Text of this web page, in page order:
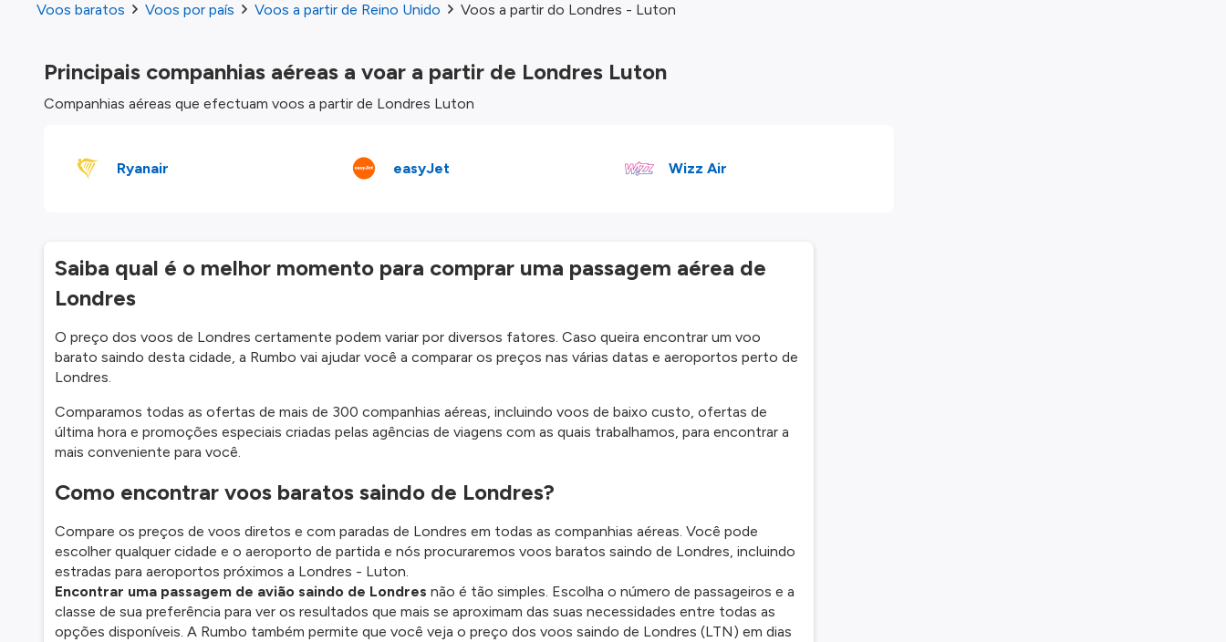
Voos baratos Voos por país Voos a partir de Reino Unido Voos a partir do Londres - Luton
Principais companhias aéreas a voar a partir de Londres Luton
Companhias aéreas que efectuam voos a partir de Londres Luton
Ryanair easyJet Wizz Air
Saiba qual é o melhor momento para comprar uma passagem aérea de
Londres
O preço dos voos de Londres certamente podem variar por diversos fatores. Caso queira encontrar um voo
barato saindo desta cidade, a Rumbo vai ajudar você a comparar os preços nas várias datas e aeroportos perto de
Londres.
Comparamos todas as ofertas de mais de 300 companhias aéreas, incluindo voos de baixo custo, ofertas de
última hora e promoções especiais criadas pelas agências de viagens com as quais trabalhamos, para encontrar a
mais conveniente para você.
Como encontrar voos baratos saindo de Londres?
Compare os preços de voos diretos e com paradas de Londres em todas as companhias aéreas. Você pode
escolher qualquer cidade e o aeroporto de partida e nós procuraremos voos baratos saindo de Londres, incluindo
estradas para aeroportos próximos a Londres - Luton.
Encontrar uma passagem de avião saindo de Londres não é tão simples. Escolha o número de passageiros e a
classe de sua preferência para ver os resultados que mais se aproximam das suas necessidades entre todas as
opções disponíveis. A Rumbo também permite que você veja o preço dos voos saindo de Londres (LTN) em dias